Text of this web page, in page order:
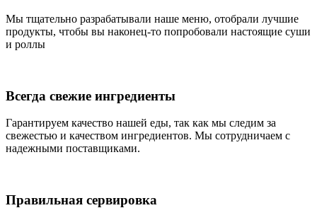
Мы тщательно разрабатывали наше меню, отобрали лучшие
продукты, чтобы вы наконец-то попробовали настоящие суши
и роллы
Всегда свежие ингредиенты
Гарантируем качество нашей еды, так как мы следим за
свежестью и качеством ингредиентов. Мы сотрудничаем с
надежными поставщиками.
Правильная сервировка